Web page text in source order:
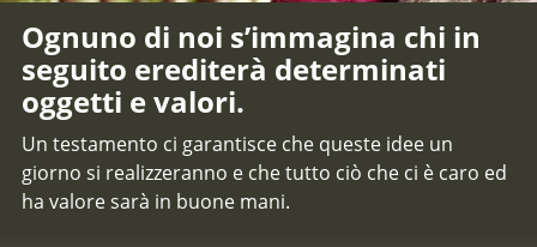
Ognuno di noi s’immagina chi in
seguito erediterà determinati
oggetti e valori.
Un testamento ci garantisce che queste idee un
giorno si realizzeranno e che tutto ciò che ci è caro ed
ha valore sarà in buone mani.